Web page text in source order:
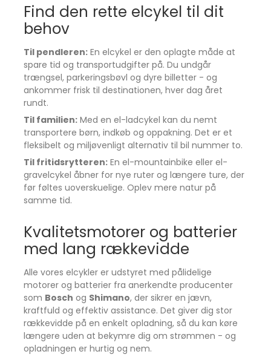
Find den rette elcykel til dit
behov
Til pendleren: En elcykel er den oplagte måde at
spare tid og transportudgifter på. Du undgår
trængsel, parkeringsbøvl og dyre billetter - og
ankommer frisk til destinationen, hver dag året
rundt.
Til familien: Med en el-ladcykel kan du nemt
transportere børn, indkøb og oppakning. Det er et
fleksibelt og miljøvenligt alternativ til bil nummer to.
Til fritidsrytteren: En el-mountainbike eller el-
gravelcykel åbner for nye ruter og længere ture, der
før føltes uoverskuelige. Oplev mere natur på
samme tid.
Kvalitetsmotorer og batterier
med lang rækkevidde
Alle vores elcykler er udstyret med pålidelige
motorer og batterier fra anerkendte producenter
som Bosch og Shimano, der sikrer en jævn,
kraftfuld og effektiv assistance. Det giver dig stor
rækkevidde på en enkelt opladning, så du kan køre
længere uden at bekymre dig om strømmen - og
opladningen er hurtig og nem.